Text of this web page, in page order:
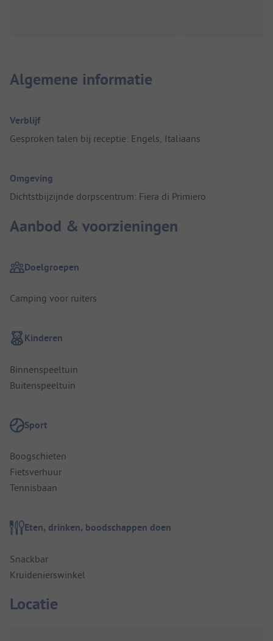
Algemene informatie
Verblijf
Gesproken talen bij receptie: Engels, Italiaans
Omgeving
Dichtstbijzijnde dorpscentrum: Fiera di Primiero
Aanbod & voorzieningen
Doelgroepen
Camping voor ruiters
Kinderen
Binnenspeeltuin
Buitenspeeltuin
Sport
Boogschieten
Fietsverhuur
Tennisbaan
Eten, drinken, boodschappen doen
Snackbar
Kruidenierswinkel
Locatie